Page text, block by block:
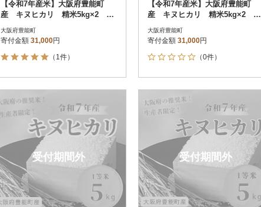
金融機関(Pay-easy決済)
結果を見る（
【令和7年産米】大阪府豊能町
産 キヌヒカリ 精米5kg×2 生
産者限定米
大阪府豊能町
寄付金額 31,000円
（1件）
【令和7年産米】大阪府豊能町
産 キヌヒカリ 精米5kg×2 生
産者限定米
大阪府豊能町
寄付金額 31,000円
（0件）
受付期間外 受付期間外